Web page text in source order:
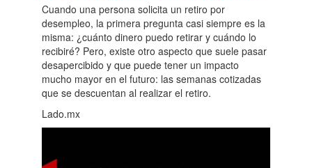
Cuando una persona solicita un retiro por
desempleo, la primera pregunta casi siempre es la
misma: ¿cuánto dinero puedo retirar y cuándo lo
recibiré? Pero, existe otro aspecto que suele pasar
desapercibido y que puede tener un impacto
mucho mayor en el futuro: las semanas cotizadas
que se descuentan al realizar el retiro.
Lado.mx